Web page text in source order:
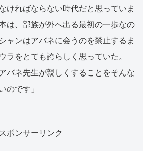
ければならない時代だと思っていま
は、部族が外へ出る最初の一歩なの
ャンはアバネに会うのを禁止するま
ラをとても誇らしく思っていた。
バネ先生が親しくすることをそんな
のです」
スポンサーリンク